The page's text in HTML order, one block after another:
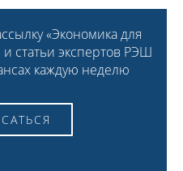
«Экономика для
статьи экспертов РЭШ
каждую неделю